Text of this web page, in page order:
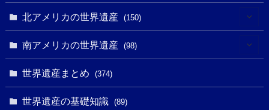
(10)
(10)(1)
(43)
(1)
(32)
(25)
北アメリカの世界遺産 (150)
(31)
南アメリカの世界遺産 (98)
(4)
世界遺産まとめ (374)
世界遺産の基礎知識 (89)